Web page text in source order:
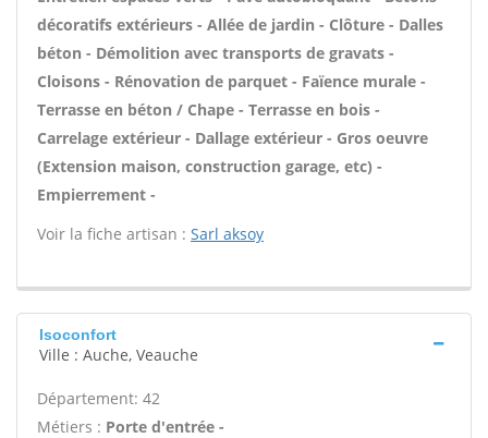
décoratifs extérieurs - Allée de jardin - Clôture - Dalles
béton - Démolition avec transports de gravats -
Cloisons - Rénovation de parquet - Faïence murale -
Terrasse en béton / Chape - Terrasse en bois -
Carrelage extérieur - Dallage extérieur - Gros oeuvre
(Extension maison, construction garage, etc) -
Empierrement -
Voir la fiche artisan : Sarl aksoy
Isoconfort
Ville : Auche, Veauche
Département: 42
Métiers : Porte d'entrée -